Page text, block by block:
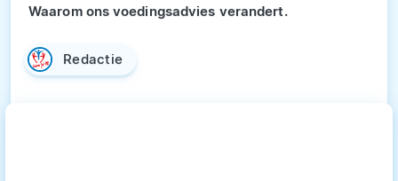
Waarom ons voedingsadvies verandert.
Redactie